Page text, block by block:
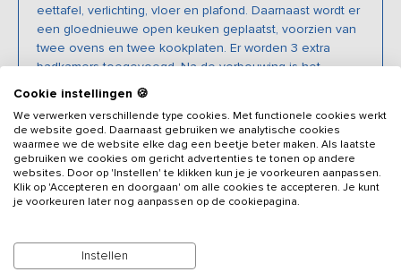
eettafel, verlichting, vloer en plafond. Daarnaast wordt er
een gloednieuwe open keuken geplaatst, voorzien van
twee ovens en twee kookplaten. Er worden 3 extra
badkamers toegevoegd. Na de verbouwing is het
vakantieadres geschikt voor 35 personen en voorzien
van 10 slaapkamers en 9 badkamers.
Beschrijving
Wieden vind je verscholen in het bos deze luxe vakantiewoning
met Finse Grill Kota. Je moet er niet vreemd van opkijken als er
Cookie instellingen 🍪
We verwerken verschillende type cookies. Met functionele cookies werkt
de website goed. Daarnaast gebruiken we analytische cookies
waarmee we de website elke dag een beetje beter maken. Als laatste
gebruiken we cookies om gericht advertenties te tonen op andere
websites. Door op 'Instellen' te klikken kun je je voorkeuren aanpassen.
Klik op 'Accepteren en doorgaan' om alle cookies te accepteren. Je kunt
je voorkeuren later nog aanpassen op de cookiepagina.
Instellen